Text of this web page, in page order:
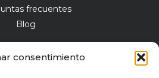
consentimiento
frecuentes
Blog